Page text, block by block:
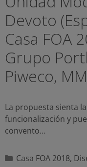
Devoto
Casa FOA
Grupo
Piweco,
La propuesta sienta
funcionalización y
convento…
Categorías
Casa FOA 2018,